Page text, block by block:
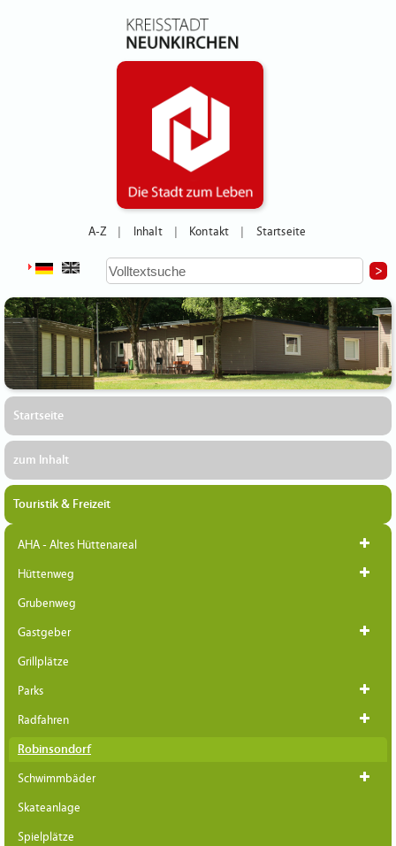
A-Z Inhalt Kontakt Startseite
Startseite
zum Inhalt
Touristik & Freizeit
AHA - Altes Hüttenareal
Hüttenweg
Grubenweg
Gastgeber
Grillplätze
Parks
Radfahren
Robinsondorf
Schwimmbäder
Skateanlage
Spielplätze